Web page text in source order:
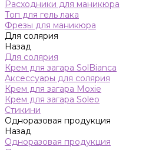
Расходники для маникюра
Топ для гель лака
Фрезы для маникюра
Для солярия
Назад
Для солярия
Крем для загара SolBianca
Аксессуары для солярия
Крем для загара Moxie
Крем для загара Soleo
Стикини
Одноразовая продукция
Назад
Одноразовая продукция